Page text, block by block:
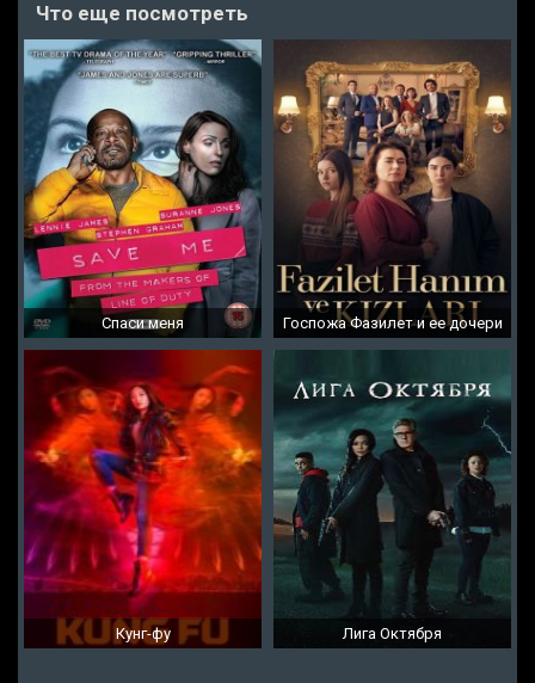
Что еще посмотреть
Спаси меня Госпожа Фазилет и ее дочери
Кунг-фу Лига Октября